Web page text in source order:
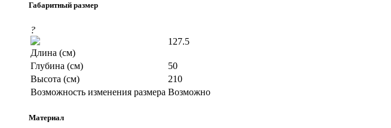
Габаритный размер
?
Длина (см)
127.5
Глубина (см)
50
Высота (см)
210
Возможность изменения размера Возможно
Материал